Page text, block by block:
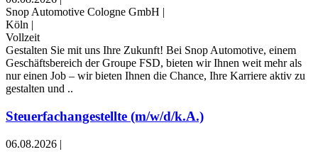
Snop Automotive Cologne GmbH |
Köln |
Vollzeit
Gestalten Sie mit uns Ihre Zukunft! Bei Snop Automotive, einem
Geschäftsbereich der Groupe FSD, bieten wir Ihnen weit mehr als
nur einen Job – wir bieten Ihnen die Chance, Ihre Karriere aktiv zu
gestalten und ..
Steuerfachangestellte (m/w/d/k.A.)
06.08.2026 |